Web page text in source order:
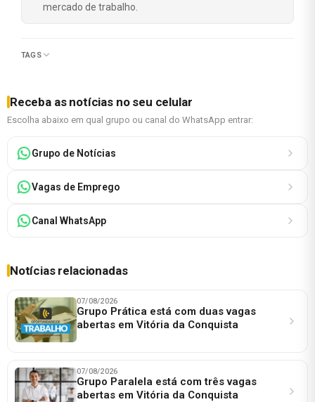
mercado de trabalho.
TAGS
Receba as notícias no seu celular
Escolha abaixo em qual grupo ou canal do WhatsApp entrar:
Grupo de Notícias
Vagas de Emprego
Canal WhatsApp
Notícias relacionadas
07/08/2026
Grupo Prática está com duas vagas
abertas em Vitória da Conquista
07/08/2026
Grupo Paralela está com três vagas
abertas em Vitória da Conquista